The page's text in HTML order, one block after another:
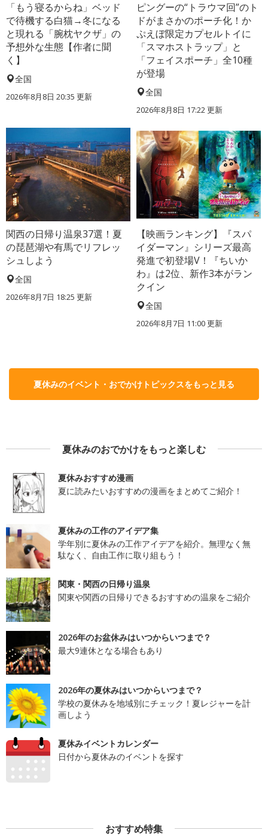
「もう寝るからね」ベッド
で待機する白猫→冬になる
と現れる「腕枕ヤクザ」の
予想外な生態【作者に聞
く】
全国
2026年8月8日 20:35 更新
ピングーの“トラウマ回”のト
ドがまさかのポーチ化！か
ぷえぼ限定カプセルトイに
「スマホストラップ」と
「フェイスポーチ」全10種
が登場
全国
2026年8月8日 17:22更新
関西の日帰り温泉37選！夏
の琵琶湖や有馬でリフレッ
シュしよう
全国
2026年8月7日 18:25 更新
【映画ランキング】『スパ
イダーマン』シリーズ最高
発進で初登場V！『ちいか
わ』は2位、新作3本がラン
クイン
全国
2026年8月7日 11:00更新
夏休みのイベント・おでかけトピックスをもっと見る
夏休みのおでかけをもっと楽しむ
夏休みおすすめ漫画
夏に読みたいおすすめの漫画をまとめてご紹介！
夏休みの工作のアイデア集
学年別に夏休みの工作アイデアを紹介。無理なく無
駄なく、自由工作に取り組もう！
関東・関西の日帰り温泉
関東や関西の日帰りできるおすすめの温泉をご紹介
2026年のお盆休みはいつからいつまで？
最大9連休となる場合もあり
2026年の夏休みはいつからいつまで？
学校の夏休みを地域別にチェック！夏レジャーを計
画しよう
夏休みイベントカレンダー
日付から夏休みのイベントを探す
おすすめ特集